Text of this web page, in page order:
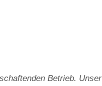
Betrieb. Unser